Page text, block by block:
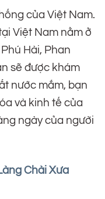
của Việt Nam.
Việt Nam nằm ở
Hài, Phan
sẽ được khám
nước mắm, bạn
và kinh tế của
ngày của người
Chài Xưa